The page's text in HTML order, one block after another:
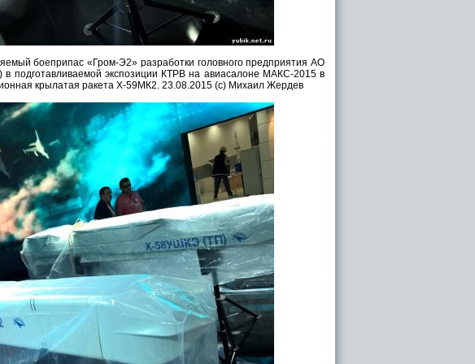
боеприпас «Гром-Э2» разработки головного предприятия АО
в подготавливаемой экспозиции КТРВ на авиасалоне МАКС-2015 в
крылатая ракета Х-59МК2. 23.08.2015 (с) Михаил Жердев